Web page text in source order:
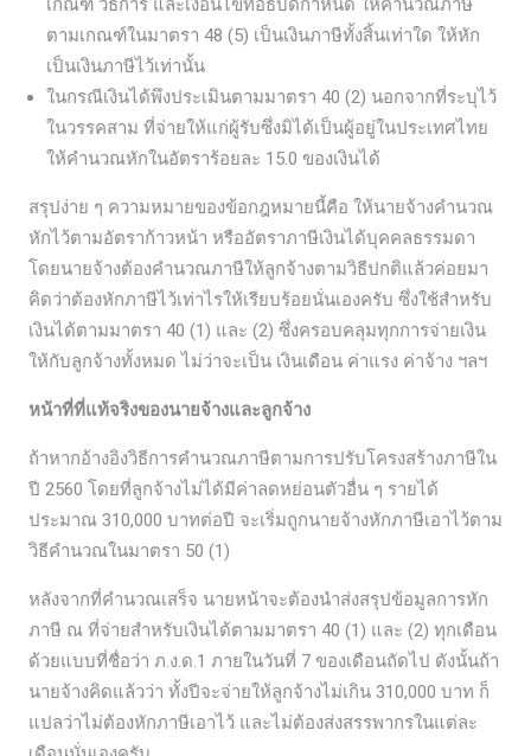
เกณฑ์ วิธีการ และเงื่อนไขที่อธิบดีกำหนด ให้คำนวณภาษี
ตามเกณฑ์ในมาตรา 48 (5) เป็นเงินภาษีทั้งสิ้นเท่าใด ให้หัก
เป็นเงินภาษีไว้เท่านั้น
ในกรณีเงินได้พึงประเมินตามมาตรา 40 (2) นอกจากที่ระบุไว้
ในวรรคสาม ที่จ่ายให้แก่ผู้รับซึ่งมิได้เป็นผู้อยู่ในประเทศไทย
ให้คำนวณหักในอัตราร้อยละ 15.0 ของเงินได้
สรุปง่าย ๆ ความหมายของข้อกฎหมายนี้คือ ให้นายจ้างคำนวณ
หักไว้ตามอัตราก้าวหน้า หรืออัตราภาษีเงินได้บุคคลธรรมดา
โดยนายจ้างต้องคำนวณภาษีให้ลูกจ้างตามวิธีปกติแล้วค่อยมา
คิดว่าต้องหักภาษีไว้เท่าไรให้เรียบร้อยนั่นเองครับ ซึ่งใช้สำหรับ
เงินได้ตามมาตรา 40 (1) และ (2) ซึ่งครอบคลุมทุกการจ่ายเงิน
ให้กับลูกจ้างทั้งหมด ไม่ว่าจะเป็น เงินเดือน ค่าแรง ค่าจ้าง ฯลฯ
หน้าที่ที่แท้จริงของนายจ้างและลูกจ้าง
ถ้าหากอ้างอิงวิธีการคำนวณภาษีตามการปรับโครงสร้างภาษีใน
ปี 2560 โดยที่ลูกจ้างไม่ได้มีค่าลดหย่อนตัวอื่น ๆ รายได้
ประมาณ 310,000 บาทต่อปี จะเริ่มถูกนายจ้างหักภาษีเอาไว้ตาม
วิธีคำนวณในมาตรา 50 (1)
หลังจากที่คำนวณเสร็จ นายหน้าจะต้องนำส่งสรุปข้อมูลการหัก
ภาษี ณ ที่จ่ายสำหรับเงินได้ตามมาตรา 40 (1) และ (2) ทุกเดือน
ด้วยแบบที่ชื่อว่า ภ.ง.ด.1 ภายในวันที่ 7 ของเดือนถัดไป ดังนั้นถ้า
นายจ้างคิดแล้วว่า ทั้งปีจะจ่ายให้ลูกจ้างไม่เกิน 310,000 บาท ก็
แปลว่าไม่ต้องหักภาษีเอาไว้ และไม่ต้องส่งสรรพากรในแต่ละ